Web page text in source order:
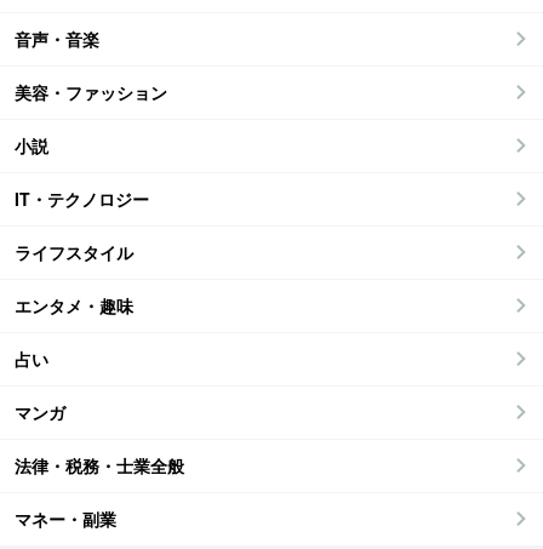
音声・音楽
美容・ファッション
小説
IT・テクノロジー
ライフスタイル
エンタメ・趣味
占い
マンガ
法律・税務・士業全般
マネー・副業